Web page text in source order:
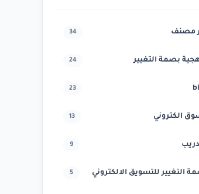
مصنف 34
بصمة التغيير 24
23
الكتروني 13
9
التغيير للتسويق الالكتروني 5